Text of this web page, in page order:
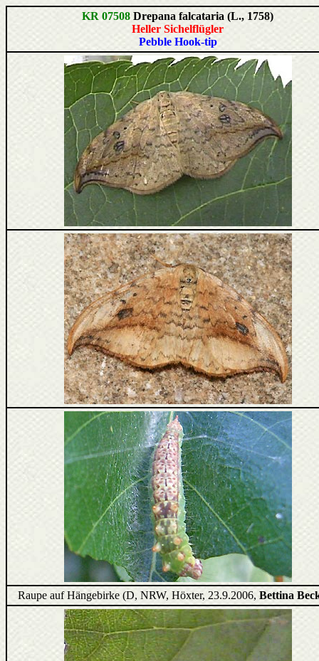
KR 07508 Drepana falcataria (L., 1758)
Heller Sichelflügler
Pebble Hook-tip
Raupe auf Hängebirke (D, NRW, Höxter, 23.9.2006, Bettina